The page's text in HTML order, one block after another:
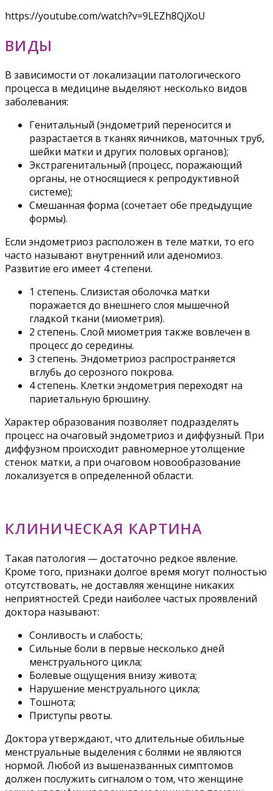
https://youtube.com/watch?v=9LEZh8QjXoU
ВИДЫ
В зависимости от локализации патологического
процесса в медицине выделяют несколько видов
заболевания:
Генитальный (эндометрий переносится и
разрастается в тканях яичников, маточных труб,
шейки матки и других половых органов);
Экстрагенитальный (процесс, поражающий
органы, не относящиеся к репродуктивной
системе);
Смешанная форма (сочетает обе предыдущие
формы).
Если эндометриоз расположен в теле матки, то его
часто называют внутренний или аденомиоз.
Развитие его имеет 4 степени.
1 степень. Слизистая оболочка матки
поражается до внешнего слоя мышечной
гладкой ткани (миометрия).
2 степень. Слой миометрия также вовлечен в
процесс до середины.
3 степень. Эндометриоз распространяется
вглубь до серозного покрова.
4 степень. Клетки эндометрия переходят на
париетальную брюшину.
Характер образования позволяет подразделять
процесс на очаговый эндометриоз и диффузный. При
диффузном происходит равномерное утолщение
стенок матки, а при очаговом новообразование
локализуется в определенной области.
КЛИНИЧЕСКАЯ КАРТИНА
Такая патология — достаточно редкое явление.
Кроме того, признаки долгое время могут полностью
отсутствовать, не доставляя женщине никаких
неприятностей. Среди наиболее частых проявлений
доктора называют:
Сонливость и слабость;
Сильные боли в первые несколько дней
менструального цикла;
Болевые ощущения внизу живота;
Нарушение менструального цикла;
Тошнота;
Приступы рвоты.
Доктора утверждают, что длительные обильные
менструальные выделения с болями не являются
нормой. Любой из вышеназванных симптомов
должен послужить сигналом о том, что женщине